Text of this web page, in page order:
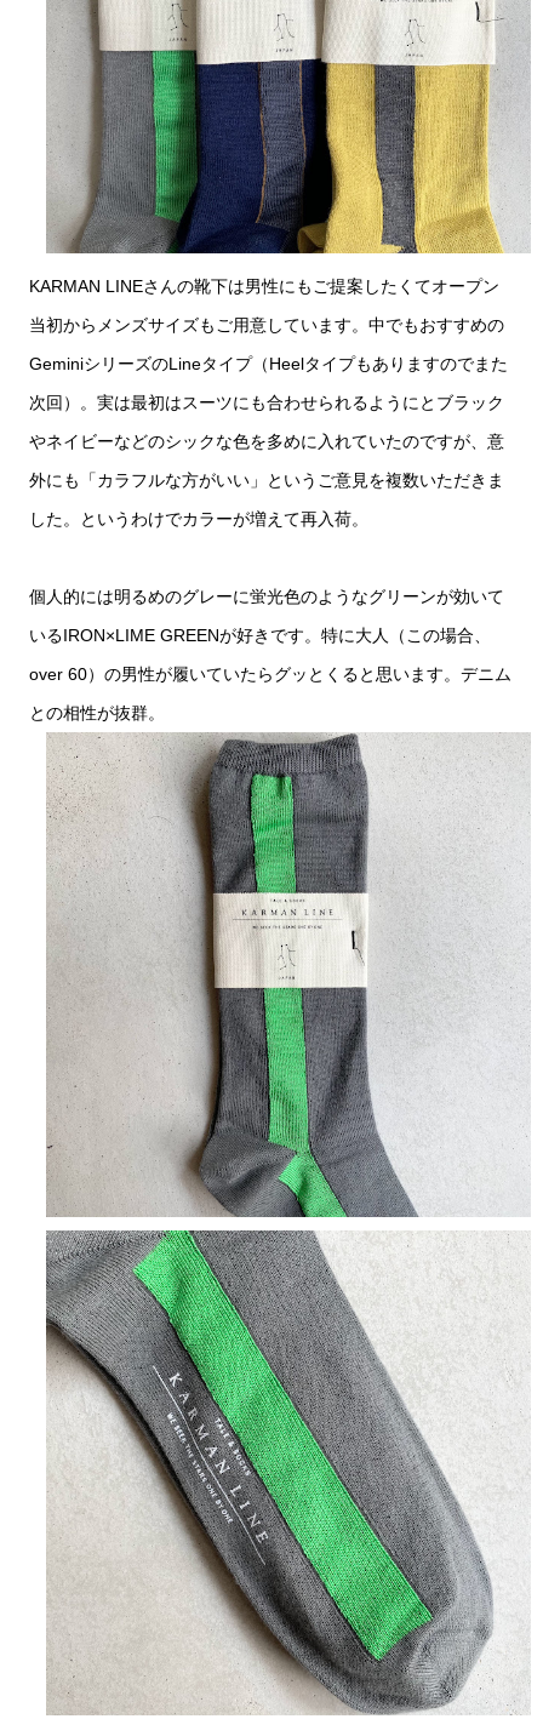
KARMAN LINEさんの靴下は男性にもご提案したくてオープン
当初からメンズサイズもご用意しています。中でもおすすめの
GeminiシリーズのLineタイプ（Heelタイプもありますのでまた
次回）。実は最初はスーツにも合わせられるようにとブラック
やネイビーなどのシックな色を多めに入れていたのですが、意
外にも「カラフルな方がいい」というご意見を複数いただきま
した。というわけでカラーが増えて再入荷。
個人的には明るめのグレーに蛍光色のようなグリーンが効いて
いるIRON×LIME GREENが好きです。特に大人（この場合、
over 60）の男性が履いていたらグッとくると思います。デニム
との相性が抜群。